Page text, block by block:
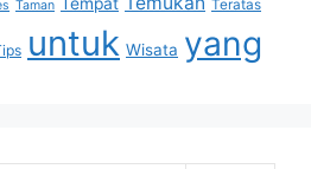
Taman Tempat Teratas
untuk Wisata yang